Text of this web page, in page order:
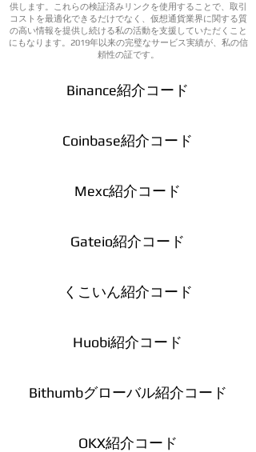
供します。これらの検証済みリンクを使用することで、取引
コストを最適化できるだけでなく、仮想通貨業界に関する質
の高い情報を提供し続ける私の活動を支援していただくこと
にもなります。2019年以来の完璧なサービス実績が、私の信
頼性の証です。
Binance紹介コード
Coinbase紹介コード
Mexc紹介コード
Gateio紹介コード
くこいん紹介コード
Huobi紹介コード
Bithumbグローバル紹介コード
OKX紹介コード